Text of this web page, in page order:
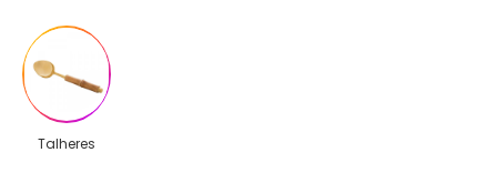
Talheres